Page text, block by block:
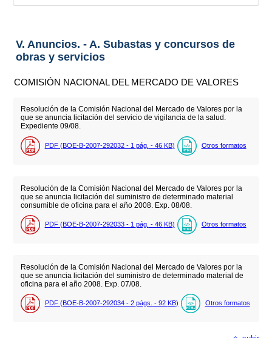
V. Anuncios. - A. Subastas y concursos de
obras y servicios
COMISIÓN NACIONAL DEL MERCADO DE VALORES
Resolución de la Comisión Nacional del Mercado de Valores por la
que se anuncia licitación del servicio de vigilancia de la salud.
Expediente 09/08.
PDF (BOE-B-2007-292032 - 1 pág. - 46 KB) Otros formatos
Resolución de la Comisión Nacional del Mercado de Valores por la
que se anuncia licitación del suministro de determinado material
consumible de oficina para el año 2008. Exp. 08/08.
PDF (BOE-B-2007-292033 - 1 pág. - 46 KB) Otros formatos
Resolución de la Comisión Nacional del Mercado de Valores por la
que se anuncia licitación del suministro de determinado material de
oficina para el año 2008. Exp. 07/08.
PDF (BOE-B-2007-292034 - 2 págs. - 92 KB) Otros formatos